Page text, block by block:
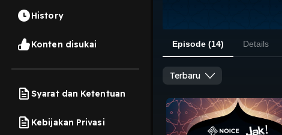
History
Konten disukai
Syarat dan Ketentuan
Kebijakan Privasi
Episode (14) Details
Terbaru